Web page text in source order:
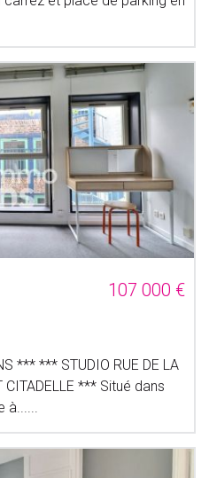
107 000 €
*** *** STUDIO RUE DE LA
CITADELLE *** Situé dans
à......